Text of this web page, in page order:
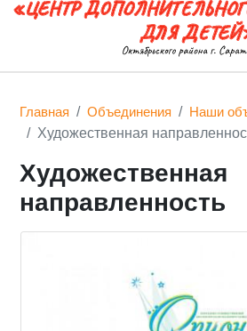
Главная Объединения
Наши
Художественная
Художественная
направленность